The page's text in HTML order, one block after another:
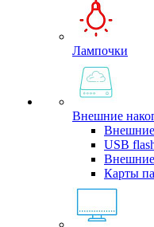
Лампочки
Внешние
USB
Внешние
Карты